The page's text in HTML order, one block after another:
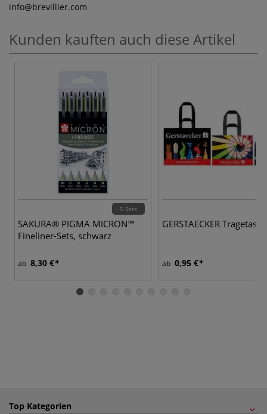
info@brevillier.com
Kunden kauften auch diese Artikel
5 Sets
SAKURA® PIGMA MICRON™
Fineliner-Sets, schwarz
ab 8,30 €
GERSTAECKER
ab 0,95 €
Top Kategorien